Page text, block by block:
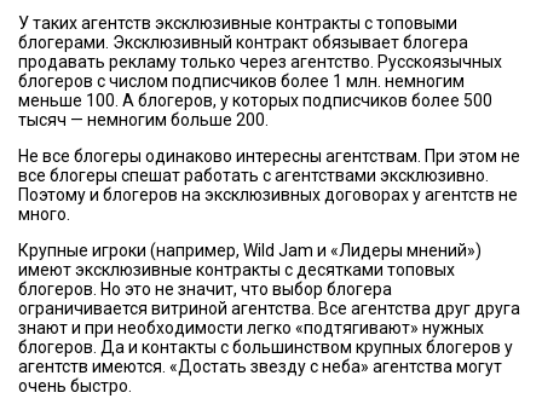
У таких агентств эксклюзивные контракты с топовыми
блогерами. Эксклюзивный контракт обязывает блогера
продавать рекламу только через агентство. Русскоязычных
блогеров с числом подписчиков более 1 млн. немногим
меньше 100. А блогеров, у которых подписчиков более 500
тысяч — немногим больше 200.
Не все блогеры одинаково интересны агентствам. При этом не
все блогеры спешат работать с агентствами эксклюзивно.
Поэтому и блогеров на эксклюзивных договорах у агентств не
много.
Крупные игроки (например, Wild Jam и «Лидеры мнений»)
имеют эксклюзивные контракты с десятками топовых
блогеров. Но это не значит, что выбор блогера
ограничивается витриной агентства. Все агентства друг друга
знают и при необходимости легко «подтягивают» нужных
блогеров. Да и контакты с большинством крупных блогеров у
агентств имеются. «Достать звезду с неба» агентства могут
очень быстро.